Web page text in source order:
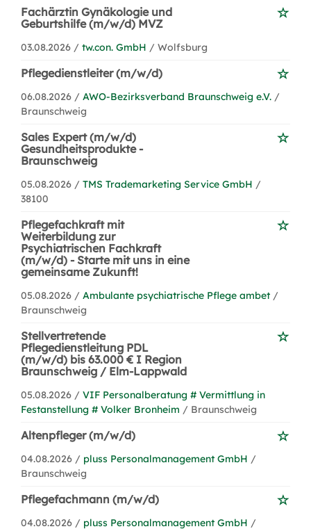
Fachärztin Gynäkologie und
Geburtshilfe (m/w/d) MVZ
03.08.2026 / tw.con. GmbH / Wolfsburg
Pflegedienstleiter (m/w/d)
06.08.2026 / AWO-Bezirksverband Braunschweig e.V. /
Braunschweig
Sales Expert (m/w/d)
Gesundheitsprodukte -
Braunschweig
05.08.2026 / TMS Trademarketing Service GmbH /
38100
Pflegefachkraft mit
Weiterbildung zur
Psychiatrischen Fachkraft
(m/w/d) - Starte mit uns in eine
gemeinsame Zukunft!
05.08.2026 / Ambulante psychiatrische Pflege ambet /
Braunschweig
Stellvertretende
Pflegedienstleitung PDL
(m/w/d) bis 63.000 € I Region
Braunschweig / Elm-Lappwald
05.08.2026 / VIF Personalberatung # Vermittlung in
Festanstellung # Volker Bronheim / Braunschweig
Altenpfleger (m/w/d)
04.08.2026 / pluss Personalmanagement GmbH /
Braunschweig
Pflegefachmann (m/w/d)
04.08.2026 / pluss Personalmanagement GmbH /